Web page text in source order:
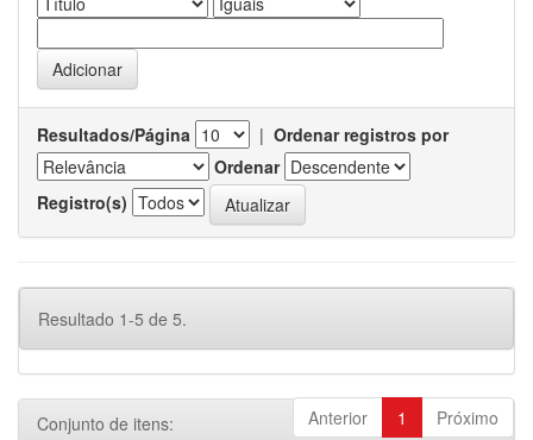
Resultados/Página | Ordenar registros por
Ordenar
Registro(s)
Resultado 1-5 de 5.
Anterior 1 Próximo
Conjunto de itens: